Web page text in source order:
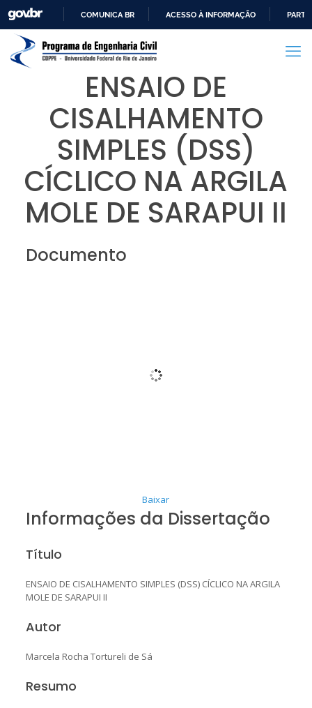
PARA
CONTEÚDO
COMUNICA BR ACESSO À INFORMAÇÃO
ENSAIO DE
CISALHAMENTO
SIMPLES (DSS)
CÍCLICO NA ARGILA
MOLE DE SARAPUI II
Documento
Baixar
Informações da Dissertação
Título
ENSAIO DE CISALHAMENTO SIMPLES (DSS) CÍCLICO NA ARGILA
MOLE DE SARAPUI II
Autor
Marcela Rocha Tortureli de Sá
Resumo